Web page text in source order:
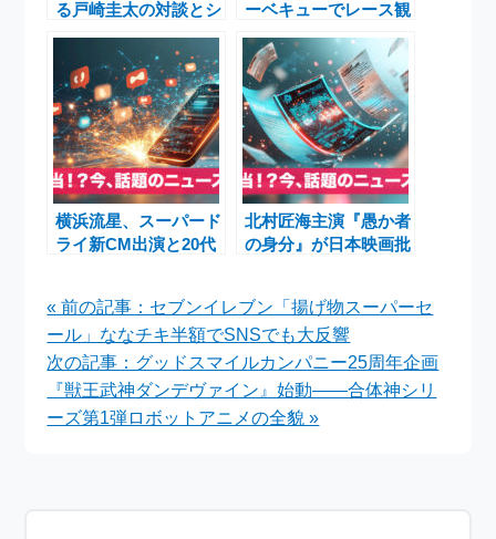
る戸崎圭太の対談とシ
―2025年ジャパンダ
ートクラシック直前レ
ポート
ーベキューでレース観
ューを楽しむキャンペ
ーン
横浜流星、スーパード
ライ新CM出演と20代
新たな一歩
北村匠海主演『愚か者
の身分』が日本映画批
宝』勢と示した若き俳
優たちの現在地
« 前の記事：セブンイレブン「揚げ物スーパーセ
ール」ななチキ半額でSNSでも大反響
次の記事：グッドスマイルカンパニー25周年企画
『獣王武神ダンデヴァイン』始動――合体神シリ
ーズ第1弾ロボットアニメの全貌 »